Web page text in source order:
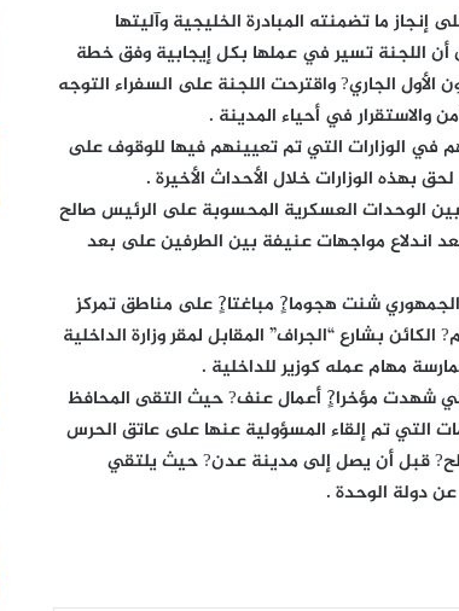
ما تضمنته المبادرة الخليجية وآليتها
اللجنة تسير في عملها بكل إيجابية وفق خطة
الجاري? واقترحت اللجنة على السفراء التوجه
والاستقرار في أحياء المدينة .
في الوزارات التي تم تعيينهم فيها للوقوف على
بهذه الوزارات خلال الأحداث الأخيرة .
الوحدات العسكرية المحسوبة على الرئيس صالح
اندلاع مواجهات عنيفة بين الطرفين على بعد
شنت هجوما?ٍ مباغتا?ٍ على مناطق تمركز
بشارع “الجراف” المقابل لمقر وزارة الداخلية
مهام عمله كوزير للداخلية .
شهدت مؤخرا?ٍ أعمال عنف? حيث التقى المحافظ
التي تم إلقاء المسؤولية عنها على عاتق الحرس
قبل أن يصل إلى مدينة عدن? حيث يلتقي
دولة الوحدة .